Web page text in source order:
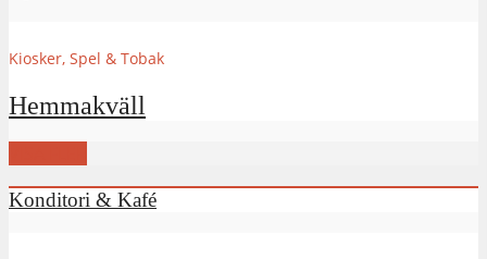
Kiosker, Spel & Tobak
Hemmakväll
Konditori & Kafé